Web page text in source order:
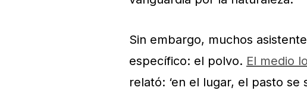
Sin embargo, muchos
específico: el polvo. El medio
relató: ‘en el lugar, el pasto